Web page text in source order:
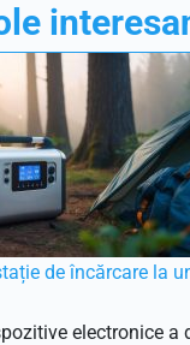
de încărcare la
electronice a